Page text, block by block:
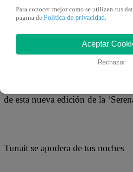
Esto fue lo que ocurrió este
volvió a recorrer las calles
improvisadas a un puñado de
de esta nueva edición de la
Tunait se apodera de tus noches
Para conocer mejor como se utilizan tus
pagina de Política de privacidad
Aceptar
Rechazar